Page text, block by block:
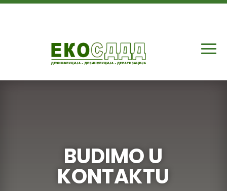
BUDIMO U
KONTAKTU